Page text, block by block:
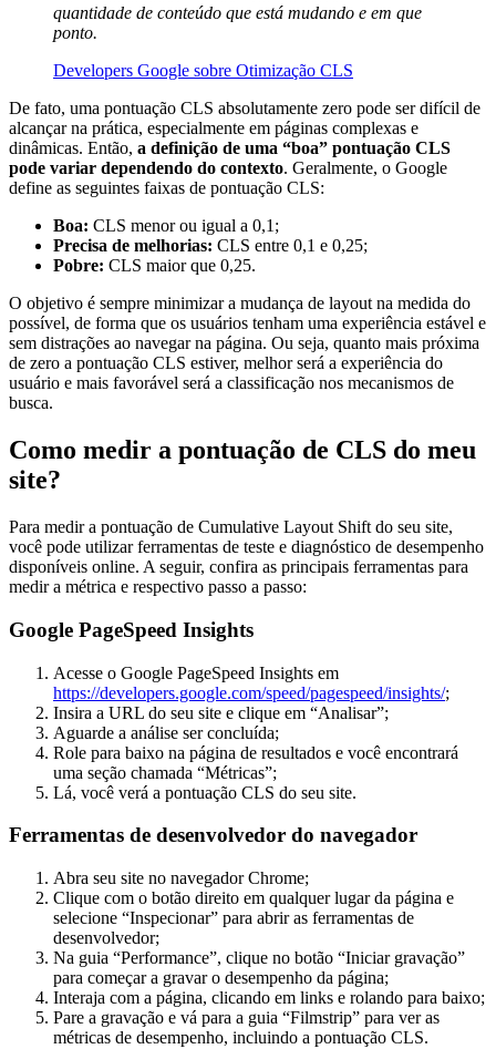
quantidade de conteúdo que está mudando e em que
ponto.
Developers Google sobre Otimização CLS
De fato, uma pontuação CLS absolutamente zero pode ser difícil de
alcançar na prática, especialmente em páginas complexas e
dinâmicas. Então, a definição de uma “boa” pontuação CLS
pode variar dependendo do contexto. Geralmente, o Google
define as seguintes faixas de pontuação CLS:
Boa: CLS menor ou igual a 0,1;
Precisa de melhorias: CLS entre 0,1 e 0,25;
Pobre: CLS maior que 0,25.
O objetivo é sempre minimizar a mudança de layout na medida do
possível, de forma que os usuários tenham uma experiência estável e
sem distrações ao navegar na página. Ou seja, quanto mais próxima
de zero a pontuação CLS estiver, melhor será a experiência do
usuário e mais favorável será a classificação nos mecanismos de
busca.
Como medir a pontuação de CLS do meu
site?
Para medir a pontuação de Cumulative Layout Shift do seu site,
você pode utilizar ferramentas de teste e diagnóstico de desempenho
disponíveis online. A seguir, confira as principais ferramentas para
medir a métrica e respectivo passo a passo:
Google PageSpeed Insights
Acesse o Google PageSpeed Insights em
https://developers.google.com/speed/pagespeed/insights/;
Insira a URL do seu site e clique em “Analisar”;
Aguarde a análise ser concluída;
Role para baixo na página de resultados e você encontrará
uma seção chamada “Métricas”;
Lá, você verá a pontuação CLS do seu site.
Ferramentas de desenvolvedor do navegador
Abra seu site no navegador Chrome;
Clique com o botão direito em qualquer lugar da página e
selecione “Inspecionar” para abrir as ferramentas de
desenvolvedor;
Na guia “Performance”, clique no botão “Iniciar gravação”
para começar a gravar o desempenho da página;
Interaja com a página, clicando em links e rolando para baixo;
Pare a gravação e vá para a guia “Filmstrip” para ver as
métricas de desempenho, incluindo a pontuação CLS.